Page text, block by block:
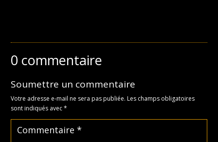
0 commentaire
Soumettre un commentaire
Votre adresse e-mail ne sera pas publiée. Les champs obligatoires
sont indiqués avec*